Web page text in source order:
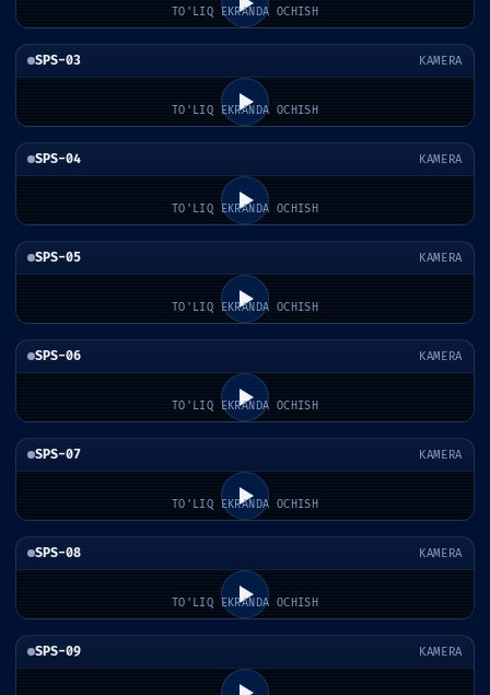
TO'LIQ EKRANDA OCHISH
SPS-03 KAMERA
TO'LIQ EKRANDA OCHISH
SPS-04 KAMERA
TO'LIQ EKRANDA OCHISH
SPS-05 KAMERA
TO'LIQ EKRANDA OCHISH
SPS-06 KAMERA
TO'LIQ EKRANDA OCHISH
SPS-07 KAMERA
TO'LIQ EKRANDA OCHISH
SPS-08 KAMERA
TO'LIQ EKRANDA OCHISH
SPS-09 KAMERA